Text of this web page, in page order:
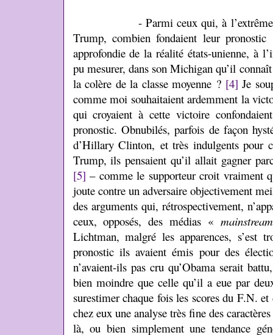
- Parmi ceux qui, à l’extrême-
Trump, combien fondaient leur pronostic
approfondie de la réalité états-unienne, à
pu mesurer, dans son Michigan qu’il
la colère de la classe moyenne ? [4] Je
comme moi souhaitaient ardemment la
qui croyaient à cette victoire
pronostic. Obnubilés, parfois de façon
d’Hillary Clinton, et très indulgents pour
Trump, ils pensaient qu’il allait gagner
[5] – comme le supporteur croit vraiment
joute contre un adversaire objectivement
des arguments qui, rétrospectivement,
ceux, opposés, des médias « mainstream
Lichtman, malgré les apparences, s’est
pronostic ils avaient émis pour des
n’avaient-ils pas cru qu’Obama serait
bien moindre que celle qu’il a eue par
surestimer chaque fois les scores du F.N.
chez eux une analyse très fine des
là, ou bien simplement une tendance